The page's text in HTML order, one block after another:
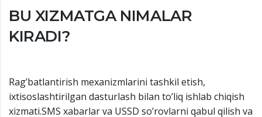
BU XIZMATGA NIMALAR
KIRADI?
Rag’batlantirish mexanizmlarini tashkil etish,
ixtisoslashtirilgan dasturlash bilan to’liq ishlab chiqish
xizmati.SMS xabarlar va USSD so’rovlarni qabul qilish va